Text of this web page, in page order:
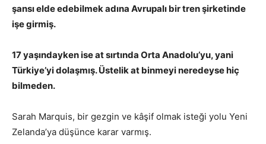
şansı elde edebilmek adına Avrupalı bir tren şirketinde
işe girmiş.
17 yaşındayken ise at sırtında Orta Anadolu’yu, yani
Türkiye’yi dolaşmış. Üstelik at binmeyi neredeyse hiç
bilmeden.
Sarah Marquis, bir gezgin ve kâşif olmak isteği yolu Yeni
Zelanda’ya düşünce karar varmış.